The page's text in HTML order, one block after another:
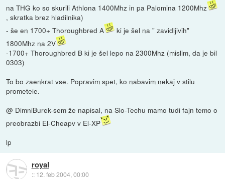
na THG ko so skurili Athlona 1400Mhz in pa Palomina 1200Mhz
, skratka brez hladilnika)
- še en 1700+ Thoroughbred A
ki je šel na " zavidljivih"
1800Mhz na 2V
-1700+ Thoroughbred B ki je šel lepo na 2300Mhz (mislim, da je bil
0303)
To bo zaenkrat vse. Popravim spet, ko nabavim nekaj v stilu
prometeie.
@ DimniBurek-sem že napisal, na Slo-Techu mamo tudi fajn temo o
preobrazbi El-Cheapv v El-XP
lp
royal
:: 12. feb 2004, 00:00